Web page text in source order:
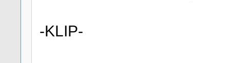
-KLIP-